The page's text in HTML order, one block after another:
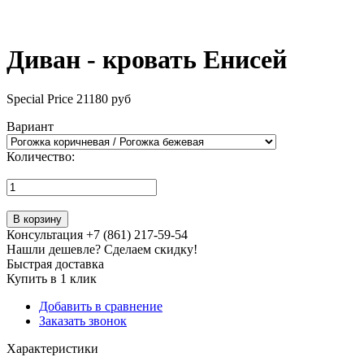
Диван - кровать Енисей
Special Price 21180 руб
Вариант
Количество:
В корзину
Консультация +7 (861) 217-59-54
Нашли дешевле? Сделаем скидку!
Быстрая доставка
Купить в 1 клик
Добавить в сравнение
Заказать звонок
Характеристики